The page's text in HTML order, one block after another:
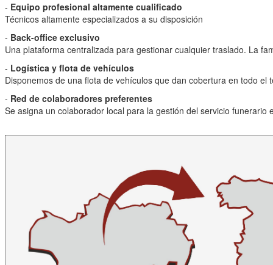
- Equipo profesional altamente cualificado
Técnicos altamente especializados a su disposición
- Back-office exclusivo
Una plataforma centralizada para gestionar cualquier traslado. La
- Logística y flota de vehículos
Disponemos de una flota de vehículos que dan cobertura en todo
- Red de colaboradores preferentes
Se asigna un colaborador local para la gestión del servicio funerario